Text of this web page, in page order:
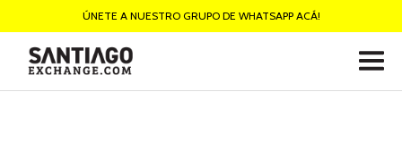
ÚNETE A NUESTRO GRUPO DE WHATSAPP ACÁ!